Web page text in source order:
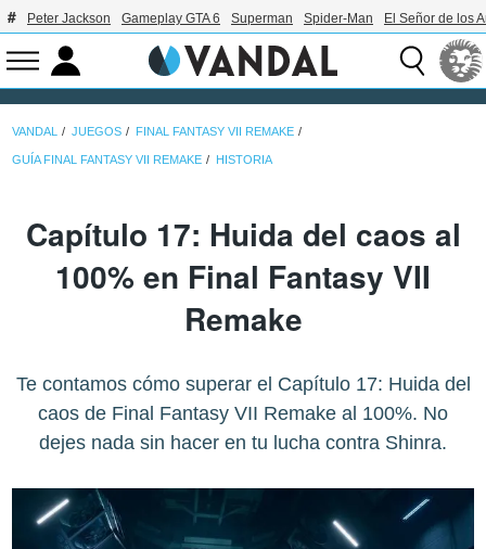
Peter Jackson Gameplay GTA 6 Superman Spider-Man El Señor de los
VANDAL JUEGOS FINAL FANTASY VII REMAKE
GUÍA FINAL FANTASY VII REMAKE HISTORIA
Capítulo 17: Huida del caos al
100% en Final Fantasy VII
Remake
Te contamos cómo superar el Capítulo 17: Huida del
caos de Final Fantasy VII Remake al 100%. No
dejes nada sin hacer en tu lucha contra Shinra.